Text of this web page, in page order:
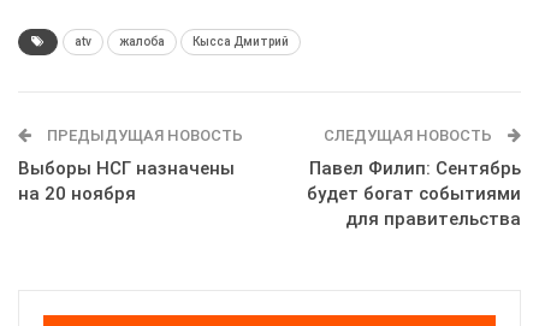
atv жалоба Кысса Дмитрий
ПРЕДЫДУЩАЯ НОВОСТЬ
Выборы НСГ назначены
на 20 ноября
СЛЕДУЩАЯ НОВОСТЬ
Павел Филип: Сентябрь
будет богат событиями
для правительства